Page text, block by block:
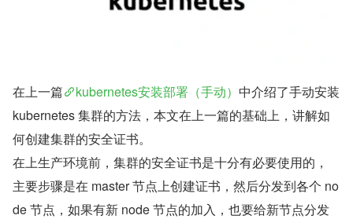
在上一篇 kubernetes安装部署（手动） 中介绍了手动安装
kubernetes 集群的方法，本文在上一篇的基础上，讲解如
何创建集群的安全证书。
在上生产环境前，集群的安全证书是十分有必要使用的，
主要步骤是在 master 节点上创建证书，然后分发到各个 no
de 节点，如果有新 node 节点的加入，也要给新节点分发